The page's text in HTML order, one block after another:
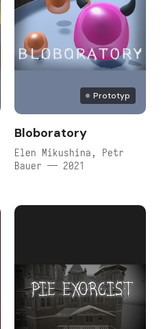
Prototyp
Bloboratory
Elen Mikushina, Petr
Bauer — 2021